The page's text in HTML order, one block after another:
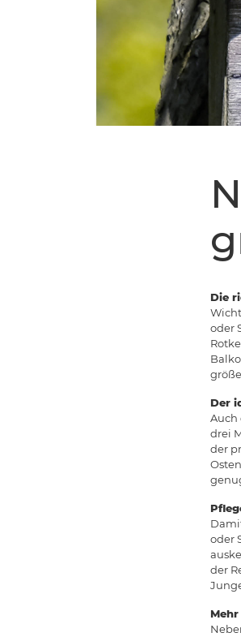
Die
oder
Der
Auch
drei
der
oder
der